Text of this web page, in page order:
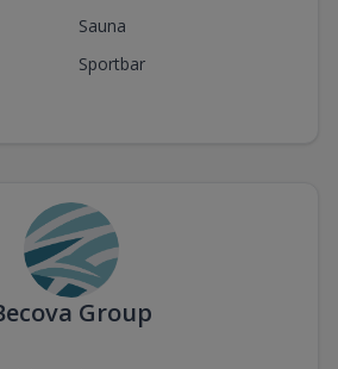
Sauna
Sportbar
Group